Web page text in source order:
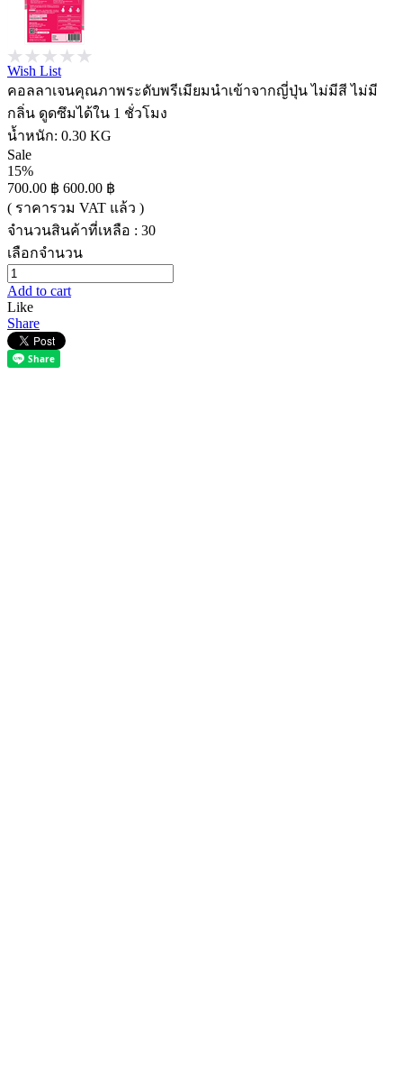
Wish List
คอลลาเจนคุณภาพระดับพรีเมียมนำเข้าจากญี่ปุ่น ไม่มีสี ไม่มี
กลิ่น ดูดซึมได้ใน 1 ชั่วโมง
น้ำหนัก: 0.30 KG
Sale
15%
700.00 ฿ 600.00 ฿
( ราคารวม VAT แล้ว )
จำนวนสินค้าที่เหลือ : 30
เลือกจำนวน
Add to cart
Like
Share